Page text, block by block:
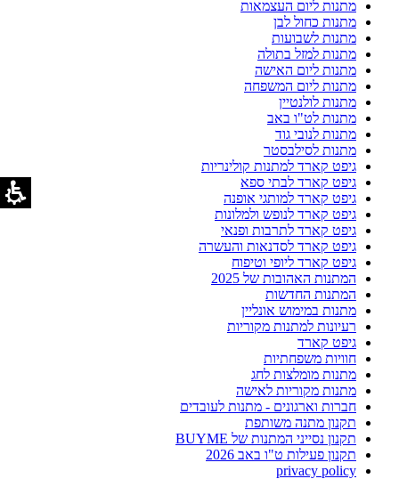
מתנות ליום העצמאות
מתנות כחול לבן
מתנות לשבועות
מתנות למזל בתולה
מתנות ליום האישה
מתנות ליום המשפחה
מתנות לולנטיין
מתנות לט"ו באב
מתנות לנובי גוד
מתנות לסילבסטר
גיפט קארד למתנות קולינריות
גיפט קארד לבתי ספא
גיפט קארד למותגי אופנה
גיפט קארד לנופש ולמלונות
גיפט קארד לתרבות ופנאי
גיפט קארד לסדנאות והעשרה
גיפט קארד ליופי וטיפוח
המתנות האהובות של 2025
המתנות החדשות
מתנות במימוש אונליין
רעיונות למתנות מקוריות
גיפט קארד
חוויות משפחתיות
מתנות מומלצות לחג
מתנות מקוריות לאישה
חברות וארגונים - מתנות לעובדים
תקנון מתנה משותפת
תקנון נסייני המתנות של BUYME
תקנון פעילות ט"ו באב 2026
privacy policy